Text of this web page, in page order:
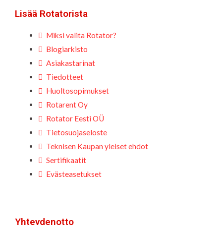
Lisää Rotatorista
Miksi valita Rotator?
Blogiarkisto
Asiakastarinat
Tiedotteet
Huoltosopimukset
Rotarent Oy
Rotator Eesti OÜ
Tietosuojaseloste
Teknisen Kaupan yleiset ehdot
Sertifikaatit
Evästeasetukset
Yhteydenotto